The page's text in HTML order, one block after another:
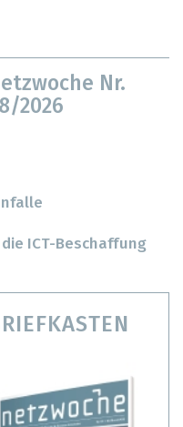
Nr.
2026
ICT-Beschaffung